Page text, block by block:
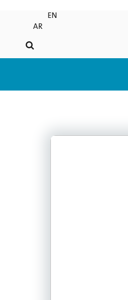
EN
AR